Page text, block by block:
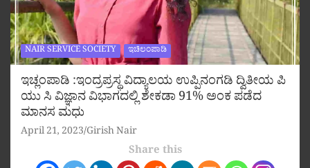
NAIR SERVICE SOCIETY ಇಚಿಲಂಪಾಡಿ
ಇಚ್ಲಂಪಾಡಿ :ಇಂದ್ರಪ್ರಸ್ಥ ವಿದ್ಯಾಲಯ ಉಪ್ಪಿನಂಗಡಿ ದ್ವಿತೀಯ ಪಿ
ಯು ಸಿ ವಿಜ್ಞಾನ ವಿಭಾಗದಲ್ಲಿ ಶೇಕಡಾ 91% ಅಂಕ ಪಡೆದ
ಮಾನಸ ಮಧು
April 21, 2023 Girish Nair
Share this